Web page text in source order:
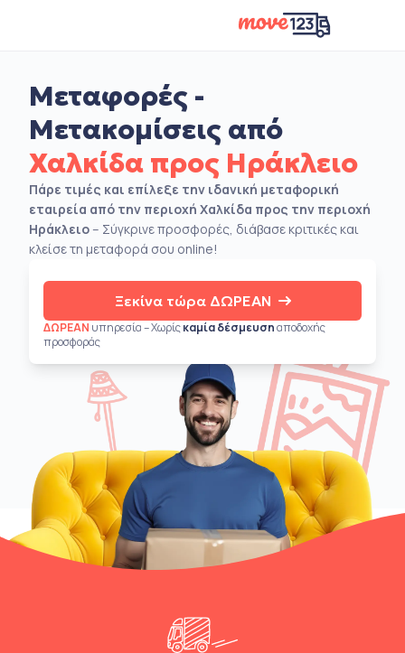
Μεταφορές -
Μετακομίσεις από
Χαλκίδα προς Ηράκλειο
Πάρε τιμές και επίλεξε την ιδανική μεταφορική
εταιρεία από την περιοχή Χαλκίδα προς την περιοχή
Ηράκλειο – Σύγκρινε προσφορές, διάβασε κριτικές και
κλείσε τη μεταφορά σου online!
Ξεκίνα τώρα ΔΩΡΕΑΝ
ΔΩΡΕΑΝ υπηρεσία – Χωρίςκαμία δέσμευσηαποδοχής
προσφοράς